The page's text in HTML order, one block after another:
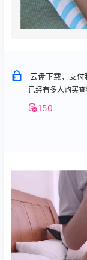
云盘下载，支付
已经有多人购买
150